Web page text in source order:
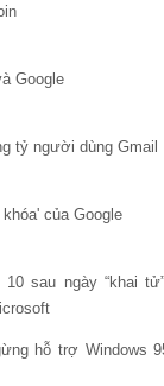
Google
tỷ người dùng Gmail
của Google
sau ngày “khai
hỗ trợ Windows